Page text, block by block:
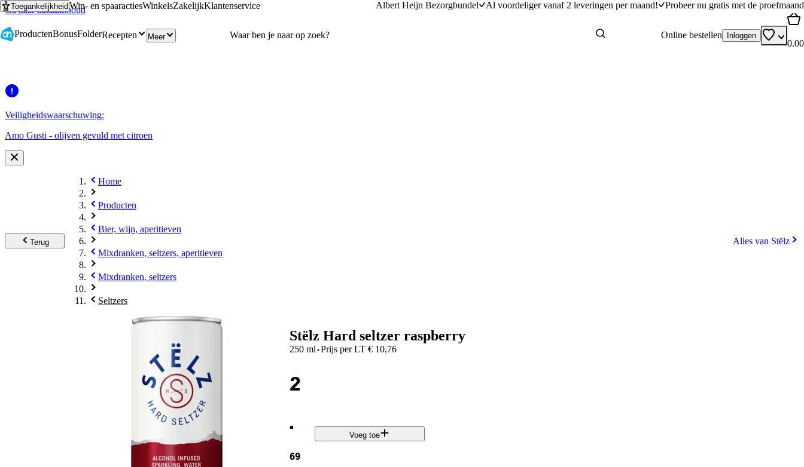
Ga naar hoofdinhoud
Ga naar zoeken
ToegankelijkheidWin- en spaaractiesWinkelsZakelijkKlantenservice Albert Heijn Bezorgbundel Al voordeliger vanaf 2 leveringen per maand! Probeer nu gratis met de proefmaand
ProductenBonusFolderRecepten Meer Online bestellen Inloggen
0.00
Veiligheidswaarschuwing:
Amo Gusti - olijven gevuld met citroen
Terug
Home
Producten
Bier, wijn, aperitieven
Mixdranken, seltzers, aperitieven
Mixdranken, seltzers
Seltzers
Alles van Stëlz
Stëlz Hard seltzer raspberry
250 ml·Prijs per LT€ 10,76
2
.
69
Voeg toe